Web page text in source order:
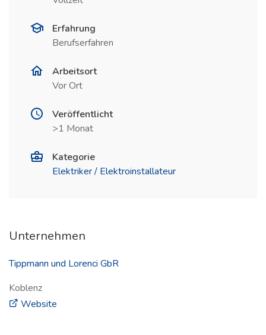
Erfahrung
Berufserfahren
Arbeitsort
Vor Ort
Veröffentlicht
>1 Monat
Kategorie
Elektriker / Elektroinstallateur
Unternehmen
Tippmann und Lorenci GbR
Koblenz
Website